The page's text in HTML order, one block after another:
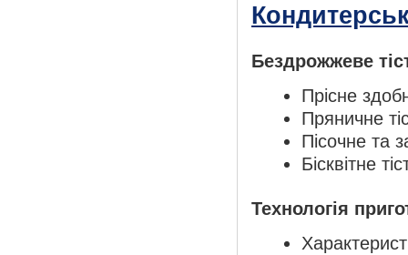
Бездрожжеве
Прісне
Пряничне
Пісочне та
Бісквітне
Технологія